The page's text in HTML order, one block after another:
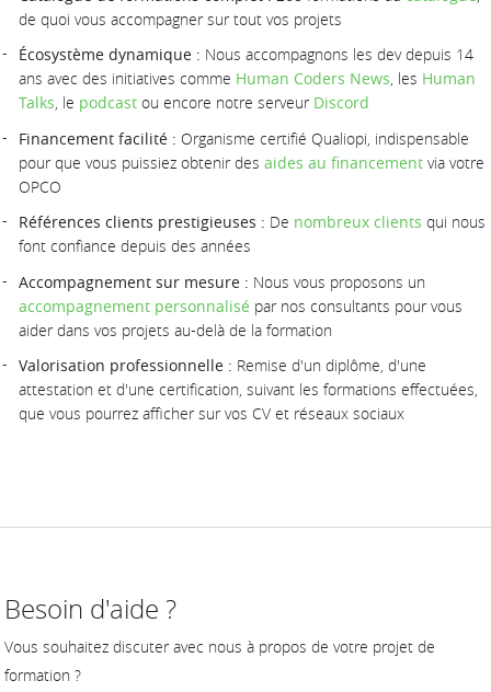
de quoi vous accompagner sur tout vos projets
Écosystème dynamique : Nous accompagnons les dev depuis 14
ans avec des initiatives comme Human Coders News, les Human
Talks, le podcast ou encore notre serveur Discord
Financement facilité : Organisme certifié Qualiopi, indispensable
pour que vous puissiez obtenir des aides au financement via votre
OPCO
Références clients prestigieuses : De nombreux clients qui nous
font confiance depuis des années
Accompagnement sur mesure : Nous vous proposons un
accompagnement personnalisé par nos consultants pour vous
aider dans vos projets au-delà de la formation
Valorisation professionnelle : Remise d'un diplôme, d'une
attestation et d'une certification, suivant les formations effectuées,
que vous pourrez afficher sur vos CV et réseaux sociaux
Besoin d'aide ?
Vous souhaitez discuter avec nous à propos de votre projet de
formation ?